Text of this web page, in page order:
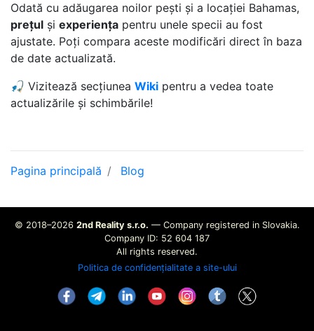
Odată cu adăugarea noilor pești și a locației Bahamas,
prețul și experiența pentru unele specii au fost
ajustate. Poți compara aceste modificări direct în baza
de date actualizată.
🎣 Vizitează secțiunea Wiki pentru a vedea toate
actualizările și schimbările!
Pagina principală Blog
© 2018–2026 2nd Reality s.r.o. — Company registered in Slovakia.
Company ID: 52 604 187
All rights reserved.
Politica de confidențialitate a site-ului